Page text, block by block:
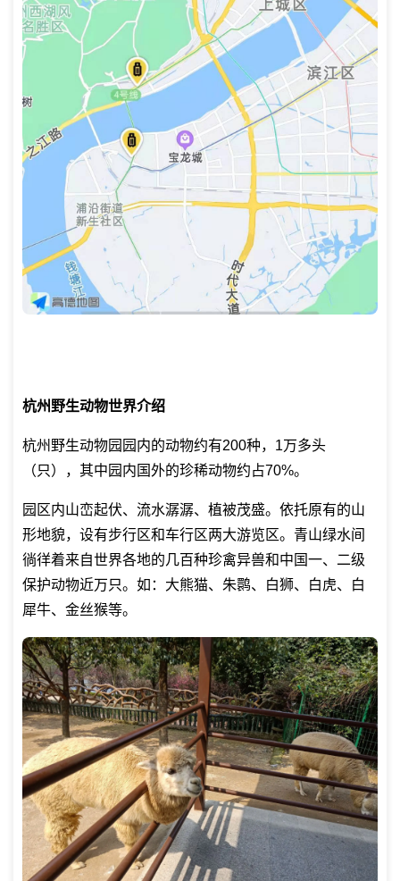
杭州野生动物世界介绍
杭州野生动物园园内的动物约有200种，1万多头
（只），其中园内国外的珍稀动物约占70%。
园区内山峦起伏、流水潺潺、植被茂盛。依托原有的山
形地貌，设有步行区和车行区两大游览区。青山绿水间
徜徉着来自世界各地的几百种珍禽异兽和中国一、二级
保护动物近万只。如：大熊猫、朱鹮、白狮、白虎、白
犀牛、金丝猴等。